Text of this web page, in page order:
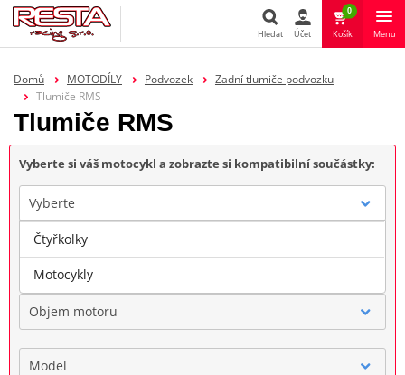
Hledat Účet
0
Košík Menu
Domů MOTODÍLY Podvozek
Zadní tlumiče podvozku
Tlumiče RMS
Tlumiče RMS
Vyberte si váš motocykl a zobrazte si kompatibilní součástky:
Vyberte
Značka
Objem motoru
Model
Čtyřkolky
Motocykly